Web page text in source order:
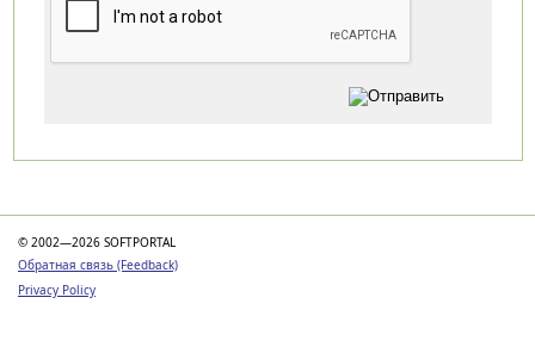
© 2002—2026 SOFTPORTAL
Обратная связь (Feedback)
Privacy Policy